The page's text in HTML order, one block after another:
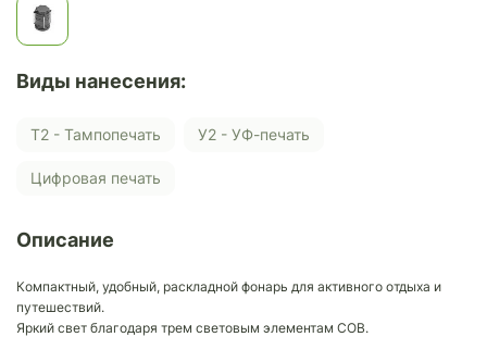
Виды нанесения:
Т2 - Тампопечать У2 - УФ-печать
Цифровая печать
Описание
Компактный, удобный, раскладной фонарь для активного отдыха и
путешествий.
Яркий свет благодаря трем световым элементам СОВ.